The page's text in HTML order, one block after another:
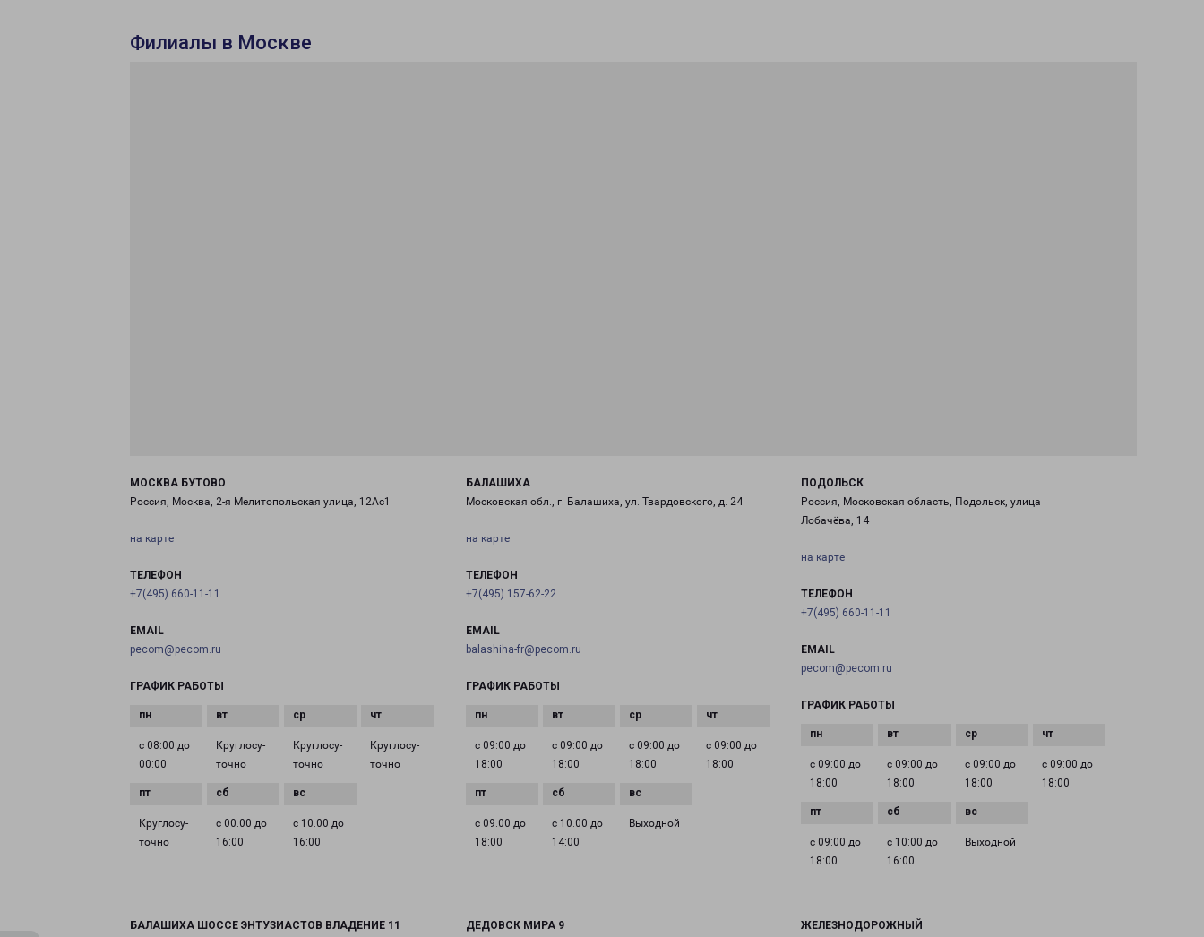
Филиалы в Москве
МОСКВА БУТОВО
Россия, Москва, 2-я Мелитопольская улица, 12Ас1
на карте
ТЕЛЕФОН
+7(495) 660-11-11
EMAIL
pecom@pecom.ru
ГРАФИК РАБОТЫ
с 08:00 до
00:00
Круглосу­
точно
Круглосу­
точно
Круглосу­
точно
Круглосу­
точно
с 00:00 до
16:00
с 10:00 до
16:00
БАЛАШИХА
Московская обл., г. Балашиха, ул. Твардовского, д. 24
на карте
ТЕЛЕФОН
+7(495) 157-62-22
EMAIL
balashiha-fr@pecom.ru
ГРАФИК РАБОТЫ
с 09:00 до
18:00
с 09:00 до
18:00
с 09:00 до
18:00
с 09:00 до
18:00
с 09:00 до
18:00
с 10:00 до
14:00
Выходной
ПОДОЛЬСК
Россия, Московская область, Подольск, улица
Лобачёва, 14
на карте
ТЕЛЕФОН
+7(495) 660-11-11
EMAIL
pecom@pecom.ru
ГРАФИК РАБОТЫ
с 09:00 до
18:00
с 09:00 до
18:00
с 09:00 до
18:00
с 09:00 до
18:00
с 09:00 до
18:00
с 10:00 до
16:00
Выходной
БАЛАШИХА ШОССЕ ЭНТУЗИАСТОВ ВЛАДЕНИЕ 11
ДЕДОВСК МИРА 9
ЖЕЛЕЗНОДОРОЖНЫЙ